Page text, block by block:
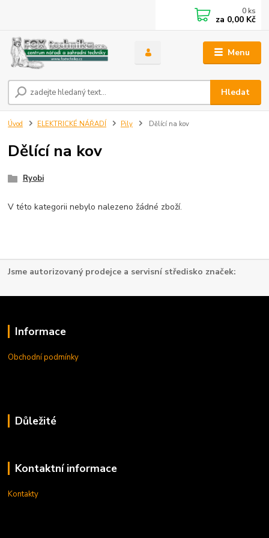
Menu
Hledat
0 ks
za 0,00 Kč
Úvod ELEKTRICKÉ NÁŘADÍ Pily Dělící na kov
Dělící na kov
Ryobi
V této kategorii nebylo nalezeno žádné zboží.
Jsme autorizovaný prodejce a servisní středisko značek:
Informace
Obchodní podmínky
Důležité
Kontaktní informace
Kontakty